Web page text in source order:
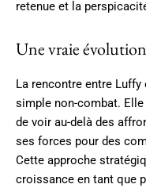
retenue et la
Une vraie
La rencontre entre
simple non-combat.
de voir au-delà des
ses forces pour des
Cette approche
croissance en tant que